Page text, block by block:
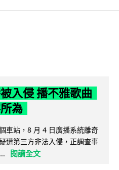
入侵 播不雅歌曲
為
車站，8 月 4 日廣播系統離奇
遭第三方非法入侵，正調查事
閱讀全文